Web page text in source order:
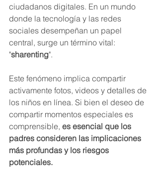
ciudadanos digitales. En un mundo
donde la tecnología y las redes
sociales desempeñan un papel
central, surge un término vital:
"sharenting".
Este fenómeno implica compartir
activamente fotos, videos y detalles de
los niños en línea. Si bien el deseo de
compartir momentos especiales es
comprensible, es esencial que los
padres consideren las implicaciones
más profundas y los riesgos
potenciales.